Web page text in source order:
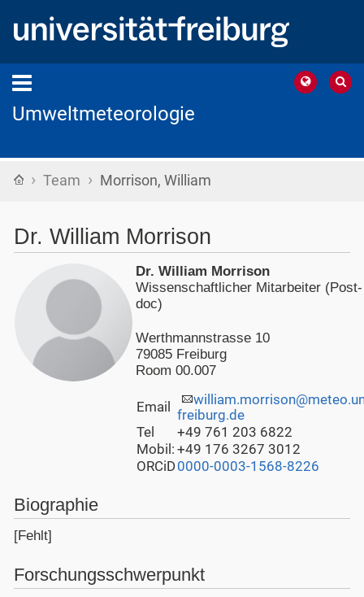
Umweltmeteorologie
Startseite
› Team › Morrison, William
Dr. William Morrison
Dr. William Morrison
Wissenschaftlicher Mitarbeiter (Post-
doc)
Werthmannstrasse 10
79085 Freiburg
Room 00.007
Email
freiburg.de
Tel
+49 761 203 6822
Mobil: +49 176 3267 3012
ORCiD0000-0003-1568-8226
Biographie
[Fehlt]
Forschungsschwerpunkt